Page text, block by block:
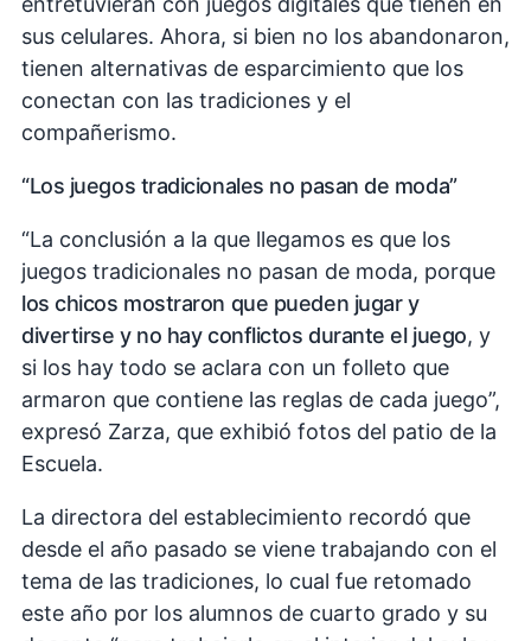
sus celulares. Ahora, si bien no los abandonaron,
tienen alternativas de esparcimiento que los
conectan con las tradiciones y el
compañerismo.
“Los juegos tradicionales no pasan de moda”
“La conclusión a la que llegamos es que los
juegos tradicionales no pasan de moda, porque
los chicos mostraron que pueden jugar y
divertirse y no hay conflictos durante el juego, y
si los hay todo se aclara con un folleto que
armaron que contiene las reglas de cada juego”,
expresó Zarza, que exhibió fotos del patio de la
Escuela.
La directora del establecimiento recordó que
desde el año pasado se viene trabajando con el
tema de las tradiciones, lo cual fue retomado
este año por los alumnos de cuarto grado y su